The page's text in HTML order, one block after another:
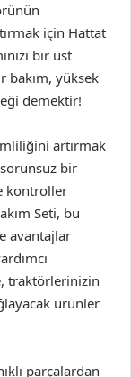
için Hattat
bir üst
bakım, yüksek
demektir!
artırmak
bir
kontroller
Seti, bu
avantajlar
traktörlerinizin
ürünler
parçalardan